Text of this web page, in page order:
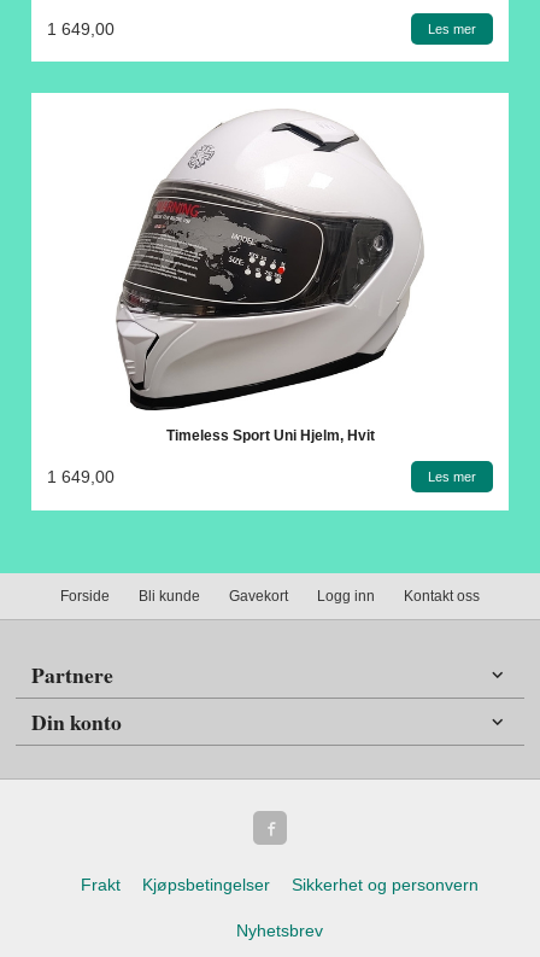
1 649,00 Les mer
Timeless Sport Uni Hjelm, Hvit
1 649,00 Les mer
Forside Bli kunde Gavekort Logg inn Kontakt oss
Partnere
Din konto
Frakt Kjøpsbetingelser Sikkerhet og personvern
Nyhetsbrev